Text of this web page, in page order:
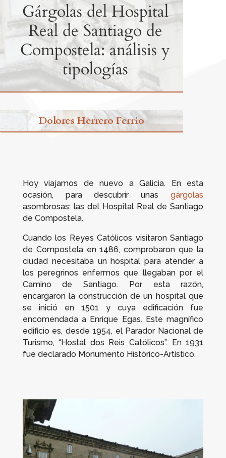
Gárgolas del Hospital
Real de Santiago de
Compostela: análisis y
tipologías
Dolores Herrero Ferrio
Hoy viajamos de nuevo a Galicia. En esta
ocasión, para descubrir unasgárgolas
asombrosas: las del Hospital Real de Santiago
de Compostela.
Cuando los Reyes Católicos visitaron Santiago
de Compostela en 1486, comprobaron que la
ciudad necesitaba un hospital para atender a
los peregrinos enfermos que llegaban por el
Camino de Santiago. Por esta razón,
encargaron la construcción de un hospital que
se inició en 1501 y cuya edificación fue
encomendada a Enrique Egas. Este magnífico
edificio es, desde 1954, el Parador Nacional de
Turismo, “Hostal dos Reis Católicos”. En 1931
fue declarado Monumento Histórico-Artístico.